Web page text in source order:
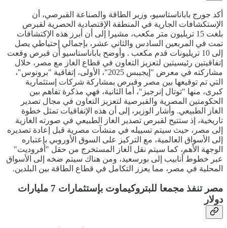
أكد جورج باباناستاسيو، وزير الطاقة والصناعة القبرصي، أن
الإستكشافات الجارية في المنطقة الإقتصادية الحصرية لقبرص
بلغت 15 تريليون متر مكعب، مشيرا إلى أن أبرز هذه الإكتشافات
تمت في المربعين السادس والثاني عشر، بإجمالي إحتياطي يصل
إلى 10 تريليونات قدم مكعب . وأوضح باباناستاسيو أن قبرص وقعت
إتفاقيتين رئيسيتين لتعزيز التعاون في قطاع الغاز مع مصر، خلال
مشاركته في معرض "إيجيبس 2025"، الأولى، إتفاقية "برونوس"،
التي تم توقيعها بين مصر وقبرص بمشاركة شركات إستثمارية
كبرى، منها "توتال إنرجيز"، أما الثانية، فهي مذكرة تفاهم بين
الحكومتين المصرية والقبرصية لتعزيز التعاون في مجال تصدير
الغاز الطبيعي. وأشار الوزير، إلى أن هذه الإتفاقيات تمثل خطوة
تاريخية، إذ ستتيح لقبرص تصدير الغاز الطبيعي في صورته الغازية
إلى مصر، حيث سيتم تسييله في منشآت مصرية قبل إعادة تصديره
إلى الأسواق العالمية، مع التركيز على السوق الأوروبي بإعتباره
الوجهة الأهم، كما سيتم نقل الغاز المستخرج من حقل "أفروديت"
عبر خطوط أنابيب إلى بورسعيد، ومن هناك سيتم ضخه إلى الأسواق
المحلية في مصر، مما يعزز التكامل في قطاع الطاقة بين البلدين.
مصر تنفذ مجمعا للبتروكيماوت بإستثمارات 7 مليارات
دولار